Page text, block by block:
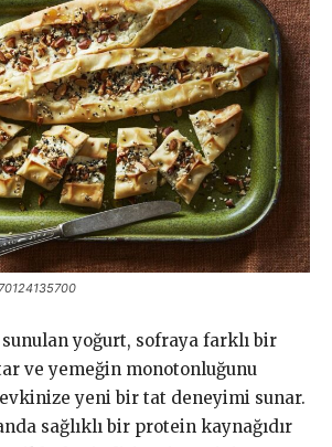
yoğurt, sofraya farklı bir
ve yemeğin monotonluğunu
yeni bir tat deneyimi sunar.
sağlıklı bir protein kaynağıdır